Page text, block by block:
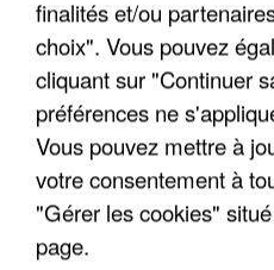
finalités et/ou
choix". Vous pouvez
cliquant sur "Continuer
préférences ne
Vous pouvez mettre à
votre consentement à
"Gérer les cookies"
page.